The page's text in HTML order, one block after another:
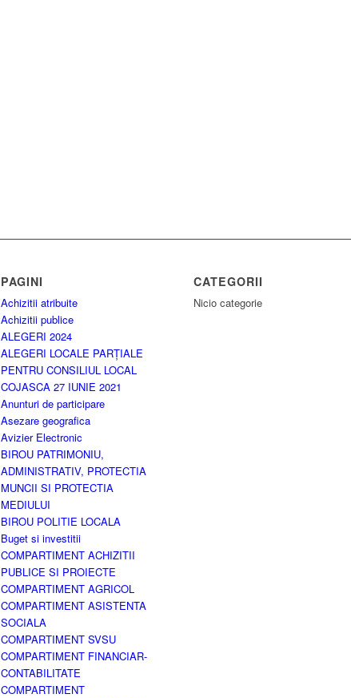
PAGINI
Achizitii atribuite
Achizitii publice
ALEGERI 2024
ALEGERI LOCALE PARȚIALE
PENTRU CONSILIUL LOCAL
COJASCA 27 IUNIE 2021
Anunturi de participare
Asezare geografica
Avizier Electronic
BIROU PATRIMONIU,
ADMINISTRATIV, PROTECTIA
MUNCII SI PROTECTIA
MEDIULUI
BIROU POLITIE LOCALA
Buget si investitii
COMPARTIMENT ACHIZITII
PUBLICE SI PROIECTE
COMPARTIMENT AGRICOL
COMPARTIMENT ASISTENTA
SOCIALA
COMPARTIMENT SVSU
COMPARTIMENT FINANCIAR-
CONTABILITATE
COMPARTIMENT
CATEGORII
Nicio categorie